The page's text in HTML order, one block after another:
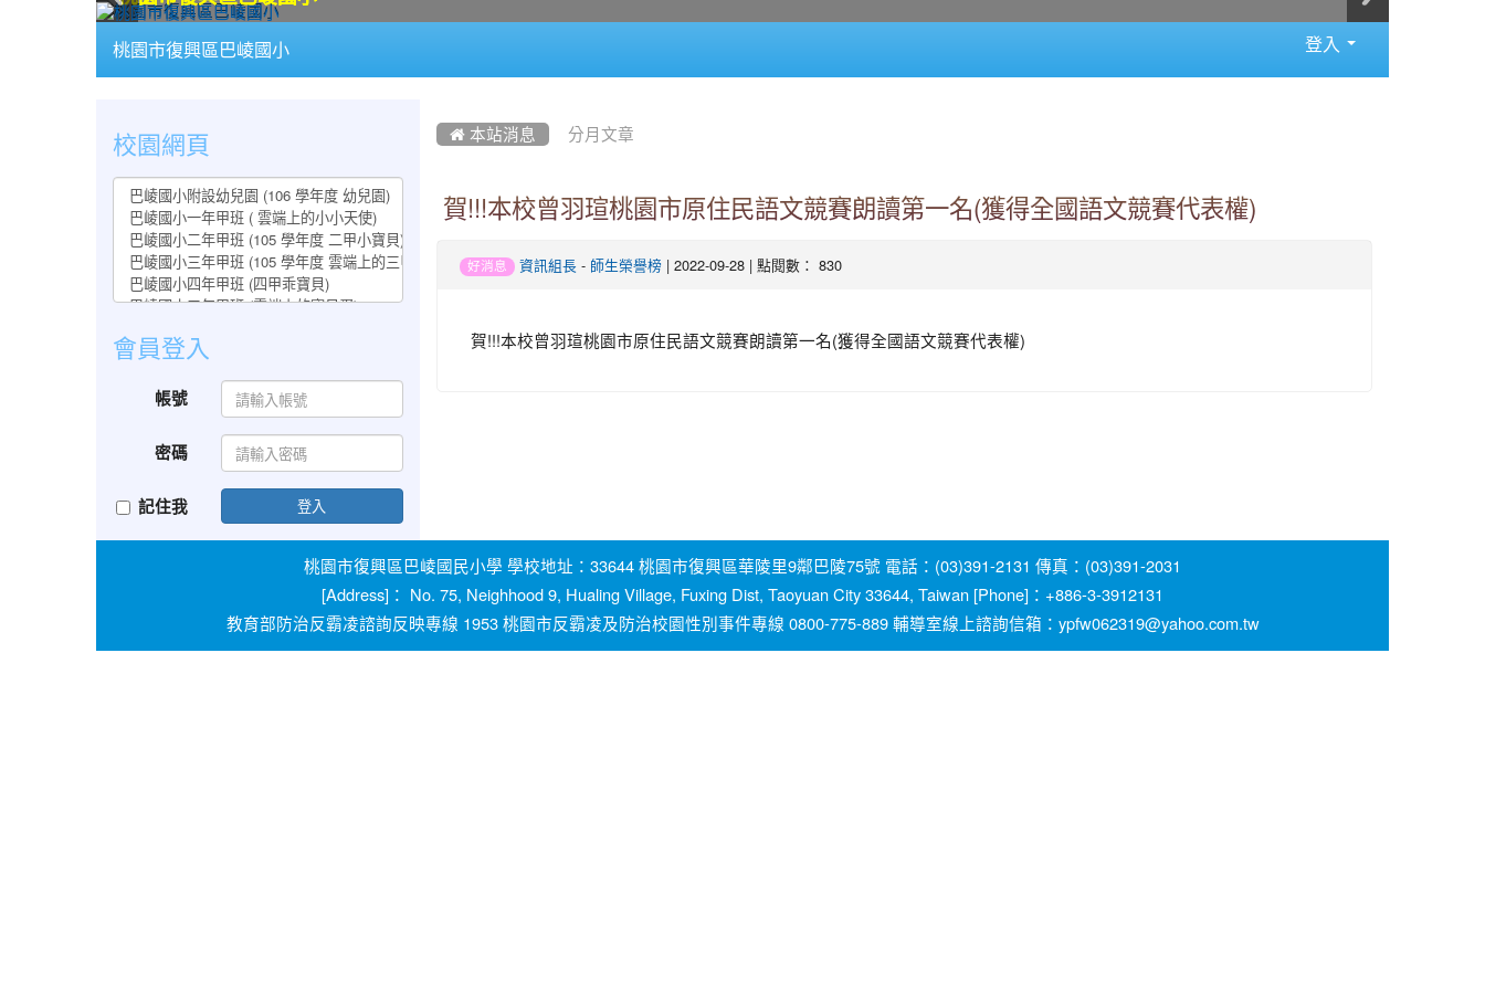
桃園市復興區巴崚國小 登入
 本站消息 分月文章
賀!!!本校曾羽瑄桃園市原住民語文競賽朗讀第一名(獲得全國語文競賽代表權)
好消息 資訊組長- 師生榮譽榜| 2022-09-28 | 點閱數： 830
賀!!!本校曾羽瑄桃園市原住民語文競賽朗讀第一名(獲得全國語文競賽代表權)
校園網頁
會員登入
帳號
密碼
記住我 登入
桃園市復興區巴崚國民小學 學校地址：33644 桃園市復興區華陵里9鄰巴陵75號 電話：(03)391-2131 傳真：(03)391-2031
[Address]： No. 75, Neighhood 9, Hualing Village, Fuxing Dist, Taoyuan City 33644, Taiwan [Phone]：+886-3-3912131
教育部防治反霸凌諮詢反映專線 1953 桃園市反霸凌及防治校園性別事件專線 0800-775-889 輔導室線上諮詢信箱：ypfw062319@yahoo.com.tw